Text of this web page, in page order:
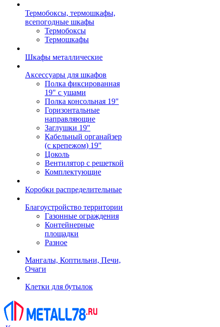
Термобоксы, термошкафы,
всепогодные шкафы
Термобоксы
Термошкафы
Шкафы металлические
Аксессуары для шкафов
Полка фиксированная
19" с ушами
Полка консольная 19"
Горизонтальные
направляющие
Заглушки 19"
Кабельный органайзер
(с крепежом) 19"
Цоколь
Вентилятор с решеткой
Комплектующие
Коробки распределительные
Благоустройство территории
Газонные ограждения
Контейнерные
площадки
Разное
Мангалы, Коптильни, Печи,
Очаги
Клетки для бутылок